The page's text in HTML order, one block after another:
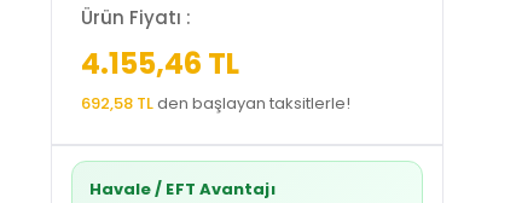
Ürün Fiyatı :
4.155,46 TL
692,58 TLden başlayan taksitlerle!
Havale / EFT Avantajı